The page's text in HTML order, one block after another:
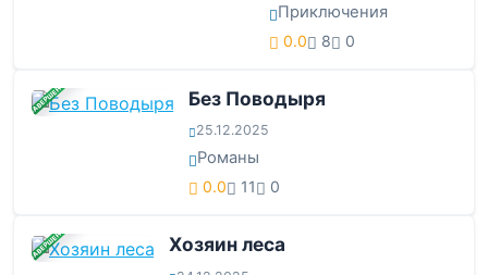
Приключения
0.0 8 0
ЗАВЕРШЕНА Без Поводыря
25.12.2025
Романы
0.0 11 0
ЗАВЕРШЕНА Хозяин леса